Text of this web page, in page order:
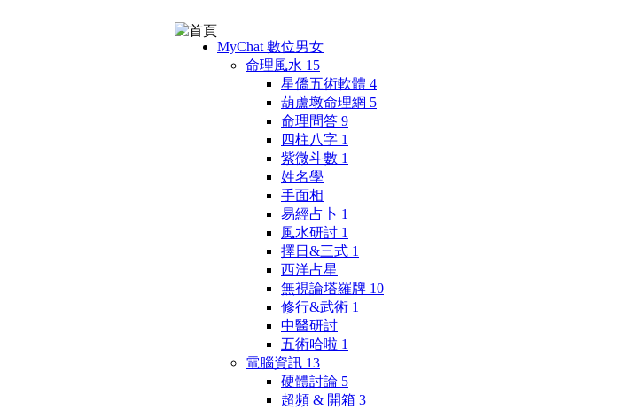
MyChat 數位男女
命理風水 15
星僑五術軟體 4
葫蘆墩命理網 5
命理問答 9
四柱八字 1
紫微斗數 1
姓名學
手面相
易經占卜 1
風水研討 1
擇日&三式 1
西洋占星
無視論塔羅牌 10
修行&武術 1
中醫研討
五術哈啦 1
電腦資訊 13
硬體討論 5
超頻 & 開箱 3